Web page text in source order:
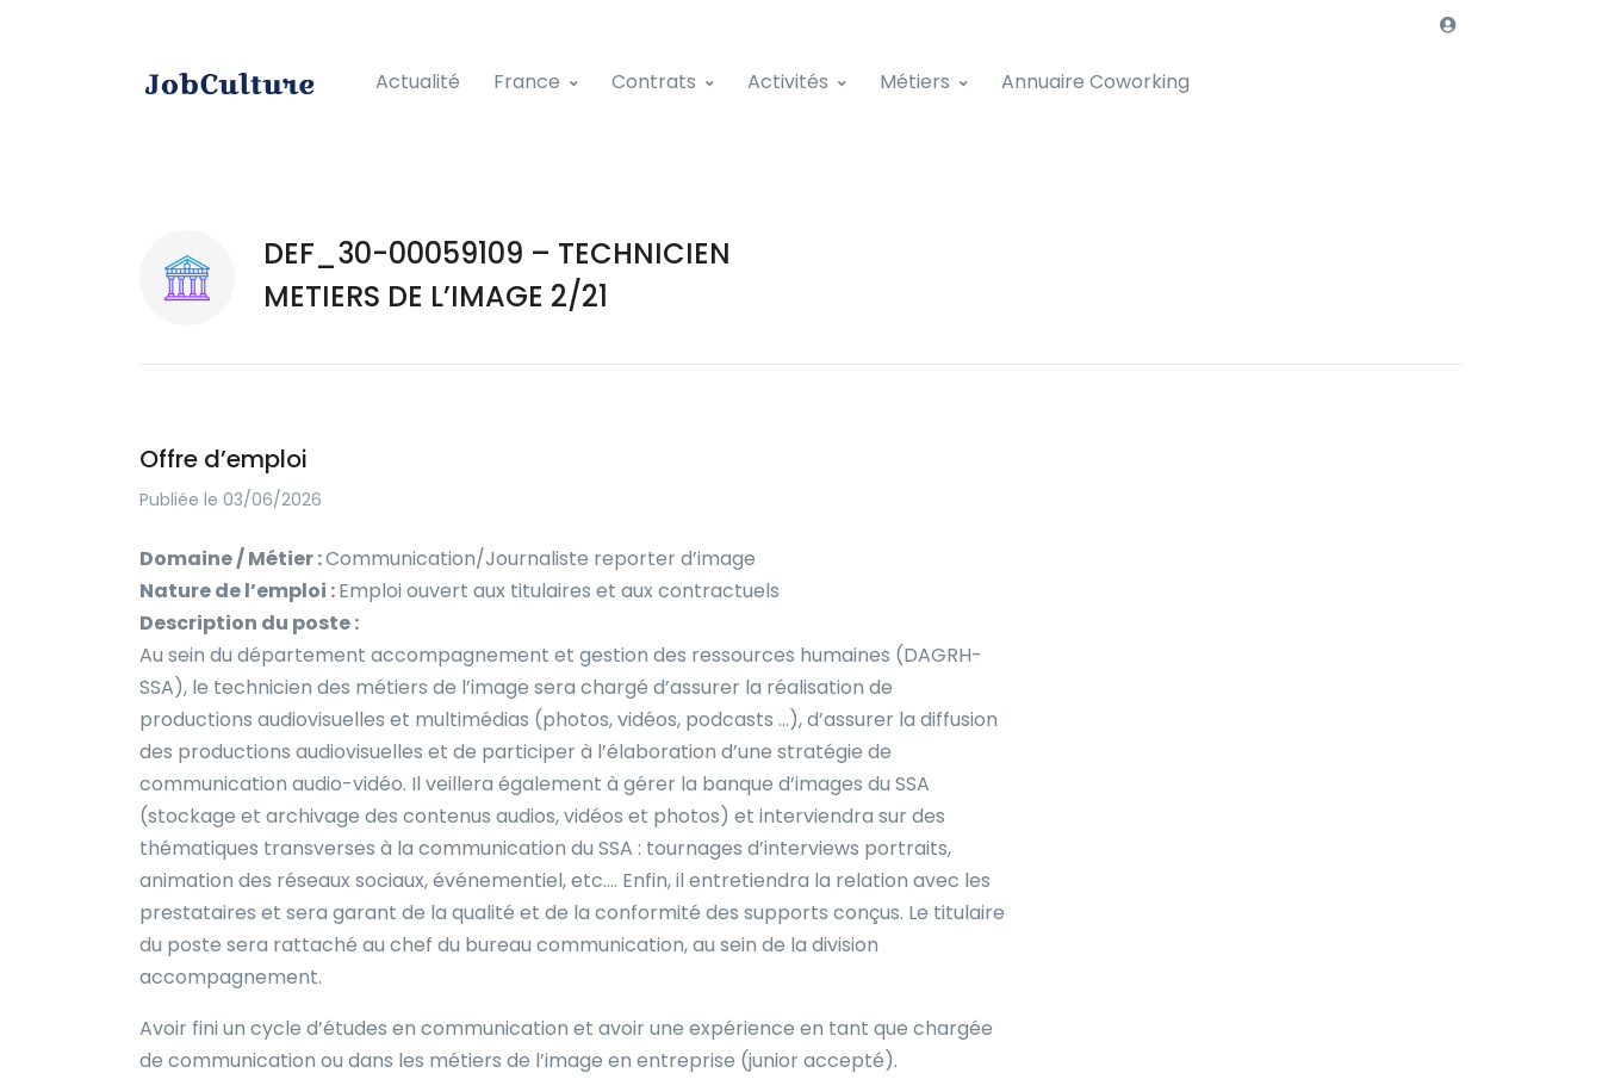
Actualité France Contrats Activités Métiers Annuaire Coworking
DEF_30-00059109 – TECHNICIEN
METIERS DE L’IMAGE 2/21
Offre d’emploi
Publiée le 03/06/2026
Domaine / Métier :Communication/Journaliste reporter d’image
Nature de l’emploi :Emploi ouvert aux titulaires et aux contractuels
Description du poste :
Au sein du département accompagnement et gestion des ressources humaines (DAGRH-
SSA), le technicien des métiers de l’image sera chargé d’assurer la réalisation de
productions audiovisuelles et multimédias (photos, vidéos, podcasts …), d’assurer la diffusion
des productions audiovisuelles et de participer à l’élaboration d’une stratégie de
communication audio-vidéo. Il veillera également à gérer la banque d’images du SSA
(stockage et archivage des contenus audios, vidéos et photos) et interviendra sur des
thématiques transverses à la communication du SSA : tournages d’interviews portraits,
animation des réseaux sociaux, événementiel, etc…. Enfin, il entretiendra la relation avec les
prestataires et sera garant de la qualité et de la conformité des supports conçus. Le titulaire
du poste sera rattaché au chef du bureau communication, au sein de la division
accompagnement.
Avoir fini un cycle d’études en communication et avoir une expérience en tant que chargée
de communication ou dans les métiers de l’image en entreprise (junior accepté).